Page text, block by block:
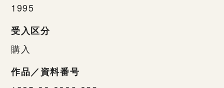
1995
受入区分
購入
作品／資料番号